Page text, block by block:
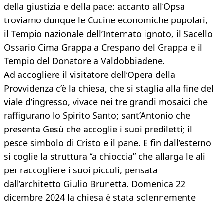
della giustizia e della pace: accanto all’Opsa
troviamo dunque le Cucine economiche popolari,
il Tempio nazionale dell’Internato ignoto, il Sacello
Ossario Cima Grappa a Crespano del Grappa e il
Tempio del Donatore a Valdobbiadene.
Ad accogliere il visitatore dell’Opera della
Provvidenza c’è la chiesa, che si staglia alla fine del
viale d’ingresso, vivace nei tre grandi mosaici che
raffigurano lo Spirito Santo; sant’Antonio che
presenta Gesù che accoglie i suoi prediletti; il
pesce simbolo di Cristo e il pane. E fin dall’esterno
si coglie la struttura “a chioccia” che allarga le ali
per raccogliere i suoi piccoli, pensata
dall’architetto Giulio Brunetta. Domenica 22
dicembre 2024 la chiesa è stata solennemente